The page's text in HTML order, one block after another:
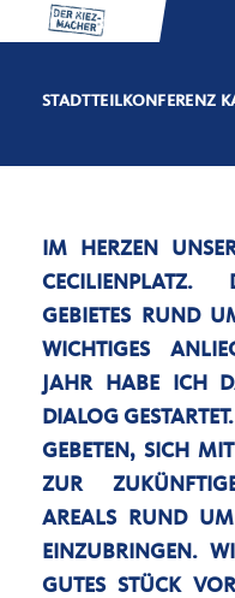
STADTTEILKONFERENZ
IM HERZEN
GEBIETES RUND
WICHTIGES
JAHR HABE ICH
DIALOG
GEBETEN, SICH
ZUR
AREALS RUND UM
EINZUBRINGEN.
GUTES STÜCK